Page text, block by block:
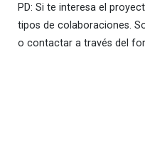
PD: Si te interesa el
tipos de colaboraciones.
o contactar a través del